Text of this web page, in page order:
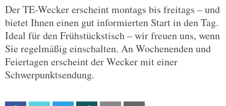
Der TE-Wecker erscheint montags bis freitags – und
bietet Ihnen einen gut informierten Start in den Tag.
Ideal für den Frühstückstisch – wir freuen uns, wenn
Sie regelmäßig einschalten. An Wochenenden und
Feiertagen erscheint der Wecker mit einer
Schwerpunktsendung.